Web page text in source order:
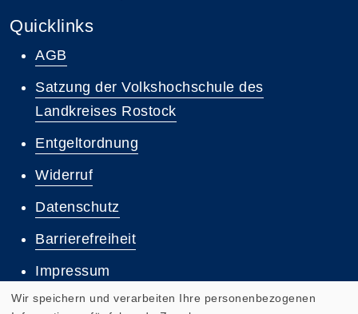
Quicklinks
AGB
Satzung der Volkshochschule des
Landkreises Rostock
Entgeltordnung
Widerruf
Datenschutz
Barrierefreiheit
Impressum
Wir speichern und verarbeiten Ihre personenbezogenen